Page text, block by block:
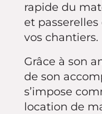
rapide du
et
vos chantiers.
Grâce à son
de son
s’impose
location de